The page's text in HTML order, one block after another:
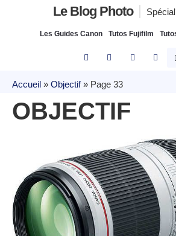
Le Blog Photo
Les Guides Canon Tutos Fujifilm
Accueil » Objectif» Page 33
OBJECTIF